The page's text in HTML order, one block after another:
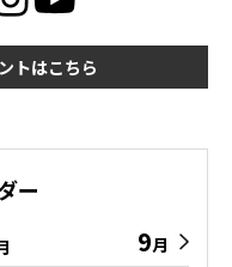
トはこちら
ー
9月